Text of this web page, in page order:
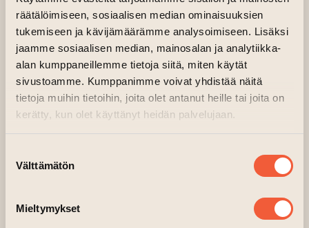
räätälöimiseen, sosiaalisen median ominaisuuksien
tukemiseen ja kävijämäärämme analysoimiseen. Lisäksi
jaamme sosiaalisen median, mainosalan ja analytiikka-
alan kumppaneillemme tietoja siitä, miten käytät
sivustoamme. Kumppanimme voivat yhdistää näitä
tietoja muihin tietoihin, joita olet antanut heille tai joita on
kerätty, kun olet käyttänyt heidän palvelujaan.
valinta
Välttämätön
Mieltymykset
Heinäkuussa nautitaan
taiteentalolaisten moninaisesta
taiteesta